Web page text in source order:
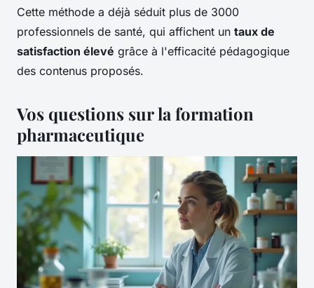
Cette méthode a déjà séduit plus de 3000
professionnels de santé, qui affichent un taux de
satisfaction élevé grâce à l'efficacité pédagogique
des contenus proposés.
Vos questions sur la formation
pharmaceutique